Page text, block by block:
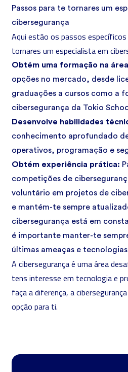
Passos para te tornares um
cibersegurança
Aqui estão os passos
tornares um especialista em
Obtém uma formação na
opções no mercado, desde
graduações a cursos como a
cibersegurança da Tokio
Desenvolve habilidades
conhecimento aprofundado
operativos, programação e
Obtém experiência prática:
competições de
voluntário em projetos de
e mantém-te sempre
cibersegurança está em
é importante manter-te
últimas ameaças e
A cibersegurança é uma área
tens interesse em tecnologia e
faça a diferença, a
opção para ti.